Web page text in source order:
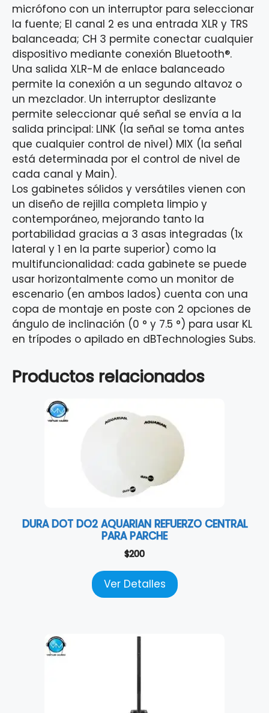
micrófono con un interruptor para seleccionar
la fuente; El canal 2 es una entrada XLR y TRS
balanceada; CH 3 permite conectar cualquier
dispositivo mediante conexión Bluetooth®.
Una salida XLR-M de enlace balanceado
permite la conexión a un segundo altavoz o
un mezclador. Un interruptor deslizante
permite seleccionar qué señal se envía a la
salida principal: LINK (la señal se toma antes
que cualquier control de nivel) MIX (la señal
está determinada por el control de nivel de
cada canal y Main).
Los gabinetes sólidos y versátiles vienen con
un diseño de rejilla completa limpio y
contemporáneo, mejorando tanto la
portabilidad gracias a 3 asas integradas (1x
lateral y 1 en la parte superior) como la
multifuncionalidad: cada gabinete se puede
usar horizontalmente como un monitor de
escenario (en ambos lados) cuenta con una
copa de montaje en poste con 2 opciones de
ángulo de inclinación (0 ° y 7.5 °) para usar KL
en trípodes o apilado en dBTechnologies Subs.
Productos relacionados
DURA DOT DO2 AQUARIAN REFUERZO CENTRAL
PARA PARCHE
$200
Ver Detalles